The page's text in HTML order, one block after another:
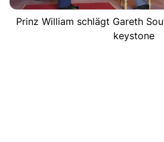
Prinz William schlägt Gareth
keystone